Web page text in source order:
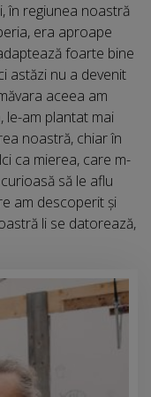
în regiunea noastră
era aproape
foarte bine
astăzi nu a devenit
aceea am
le-am plantat mai
noastră, chiar în
ca mierea, care m-
să le aflu
am descoperit și
li se datorează,